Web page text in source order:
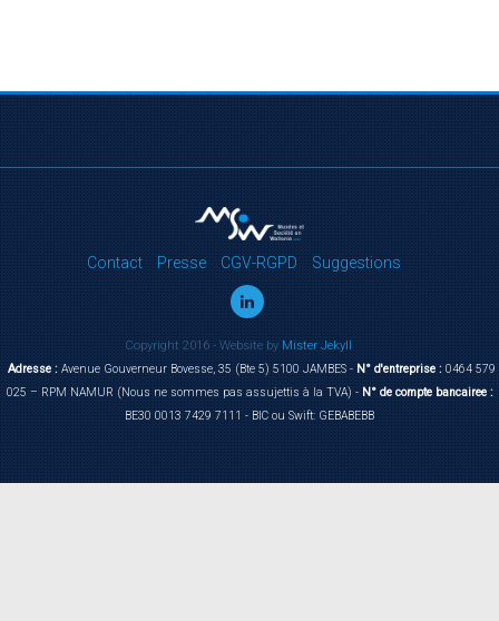
Contact Presse CGV-RGPD Suggestions
Copyright 2016 - Website byMister Jekyll
Adresse :Avenue Gouverneur Bovesse, 35 (Bte 5) 5100 JAMBES -N° d'entreprise :0464 579
025 – RPM NAMUR (Nous ne sommes pas assujettis à la TVA) -N° de compte bancairee :
BE30 0013 7429 7111 - BIC ou Swift: GEBABEBB